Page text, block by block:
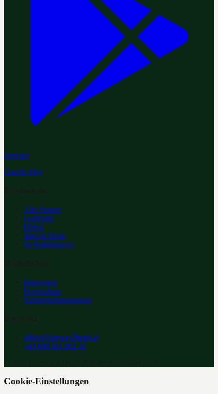
Jetzt bei
Google Play
Alle Partner
Golfclubs
Hotels
Special Deals
So funktioniert's
Impressum
Datenschutz
Einlösebestimmungen
office@fairway2hotel.at
+43 699 811 802 16
Cookie-Einstellungen